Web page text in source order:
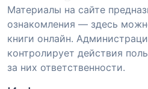
Материалы на сайте
ознакомления — здесь
книги онлайн.
контролирует действия
за них ответственности.